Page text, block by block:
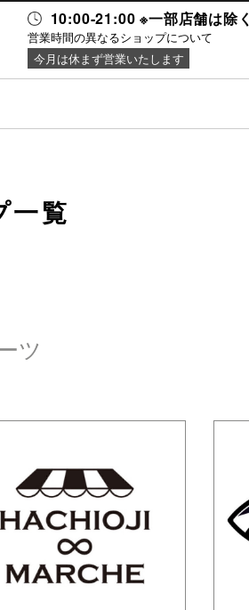
10:00-21:00 ※一部店舗は除く
営業時間の異なるショップについて
今月は休まず営業いたします
一覧
ツ